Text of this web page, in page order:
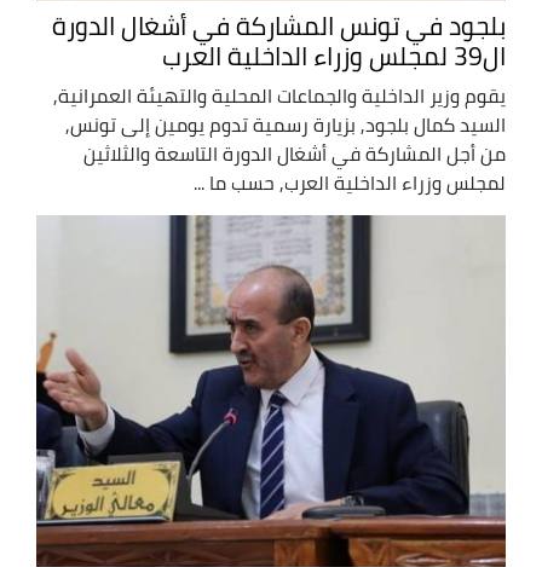
بلجود في تونس المشاركة في أشغال الدورة
ال39 لمجلس وزراء الداخلية العرب
يقوم وزير الداخلية والجماعات المحلية والتهيئة العمرانية,
السيد كمال بلجود, بزيارة رسمية تدوم يومين إلى تونس,
من أجل المشاركة في أشغال الدورة التاسعة والثلاثين
لمجلس وزراء الداخلية العرب, حسب ما ...